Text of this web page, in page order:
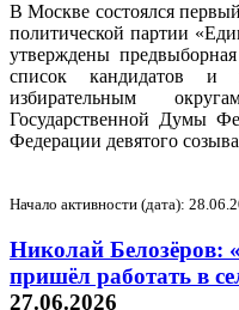
В Москве состоялся
политической партии
утверждены
список кандидатов и
избирательным
Государственной Думы
Федерации девятого
Начало активности (дата):
Николай Белозёров:
пришёл работать в
27.06.2026